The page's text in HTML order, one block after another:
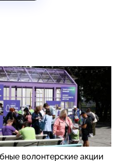
волонтерские акции